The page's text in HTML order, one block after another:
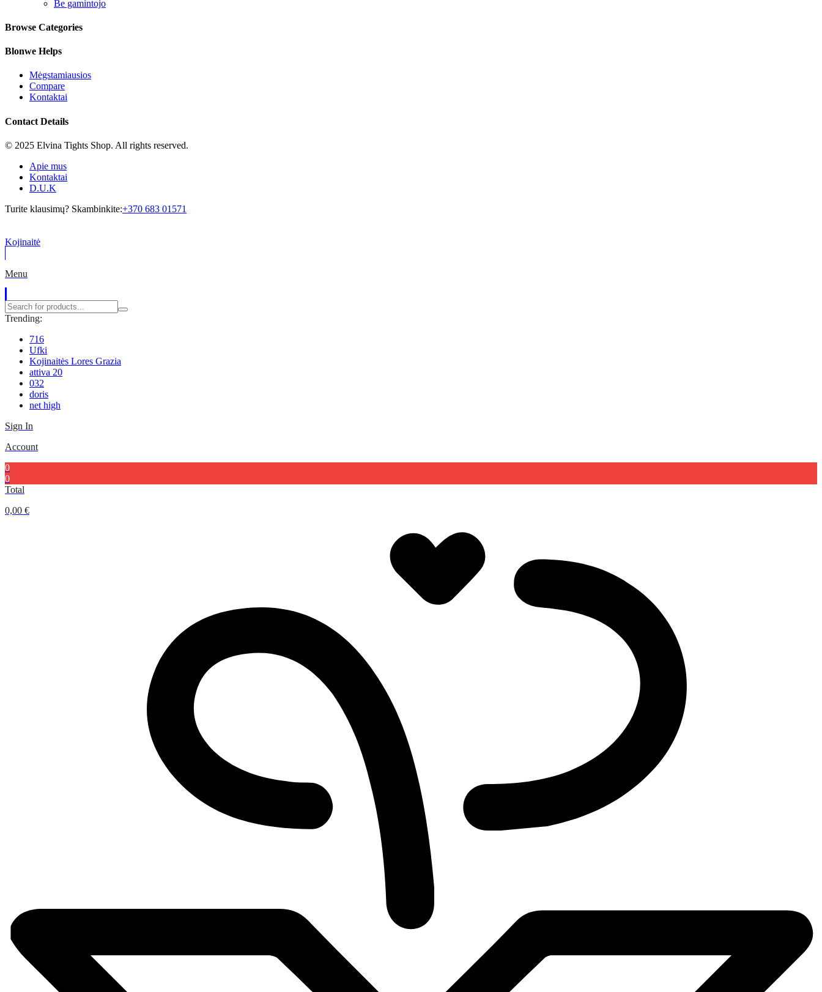
Be gamintojo
Browse Categories
Blonwe Helps
Mėgstamiausios
Compare
Kontaktai
Contact Details
© 2025 Elvina Tights Shop. All rights reserved.
Apie mus
Kontaktai
D.U.K
Turite klausimų? Skambinkite:+370 683 01571
Kojinaitė
Menu
Trending:
716
Ufki
Kojinaitės Lores Grazia
attiva 20
032
doris
net high
Sign In
Account
0
0
Total
0,00 €